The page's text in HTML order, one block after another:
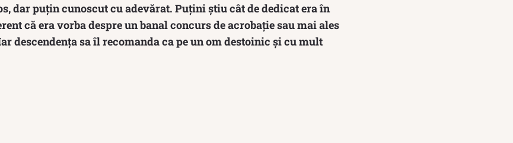
dar puțin cunoscut cu adevărat. Puțini știu cât de dedicat era în
că era vorba despre un banal concurs de acrobație sau mai ales
descendenţa sa îl recomanda ca pe un om destoinic şi cu mult